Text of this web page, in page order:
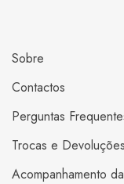
Sobre
Contactos
Perguntas
Trocas e Devoluções
Acompanhamento